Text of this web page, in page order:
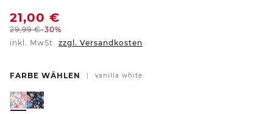
21,00 €
29,99€-30%
inkl. MwSt. zzgl. Versandkosten
FARBE WÄHLEN vanilla white